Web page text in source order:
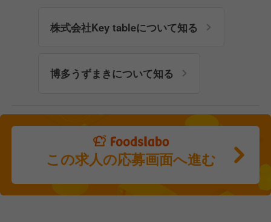
株式会社Key tableについて知る
博多うずまきについて知る
この求人の応募画面へ進む